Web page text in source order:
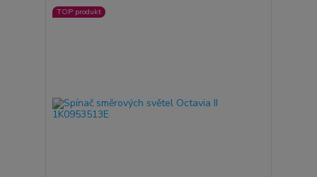
TOP produkt